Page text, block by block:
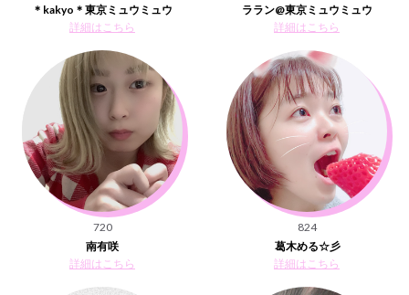
＊kakyo＊東京ミュウミュウ
詳細はこちら
ララン@東京ミュウミュウ
詳細はこちら
720
南有咲
詳細はこちら
824
葛木める☆彡
詳細はこちら